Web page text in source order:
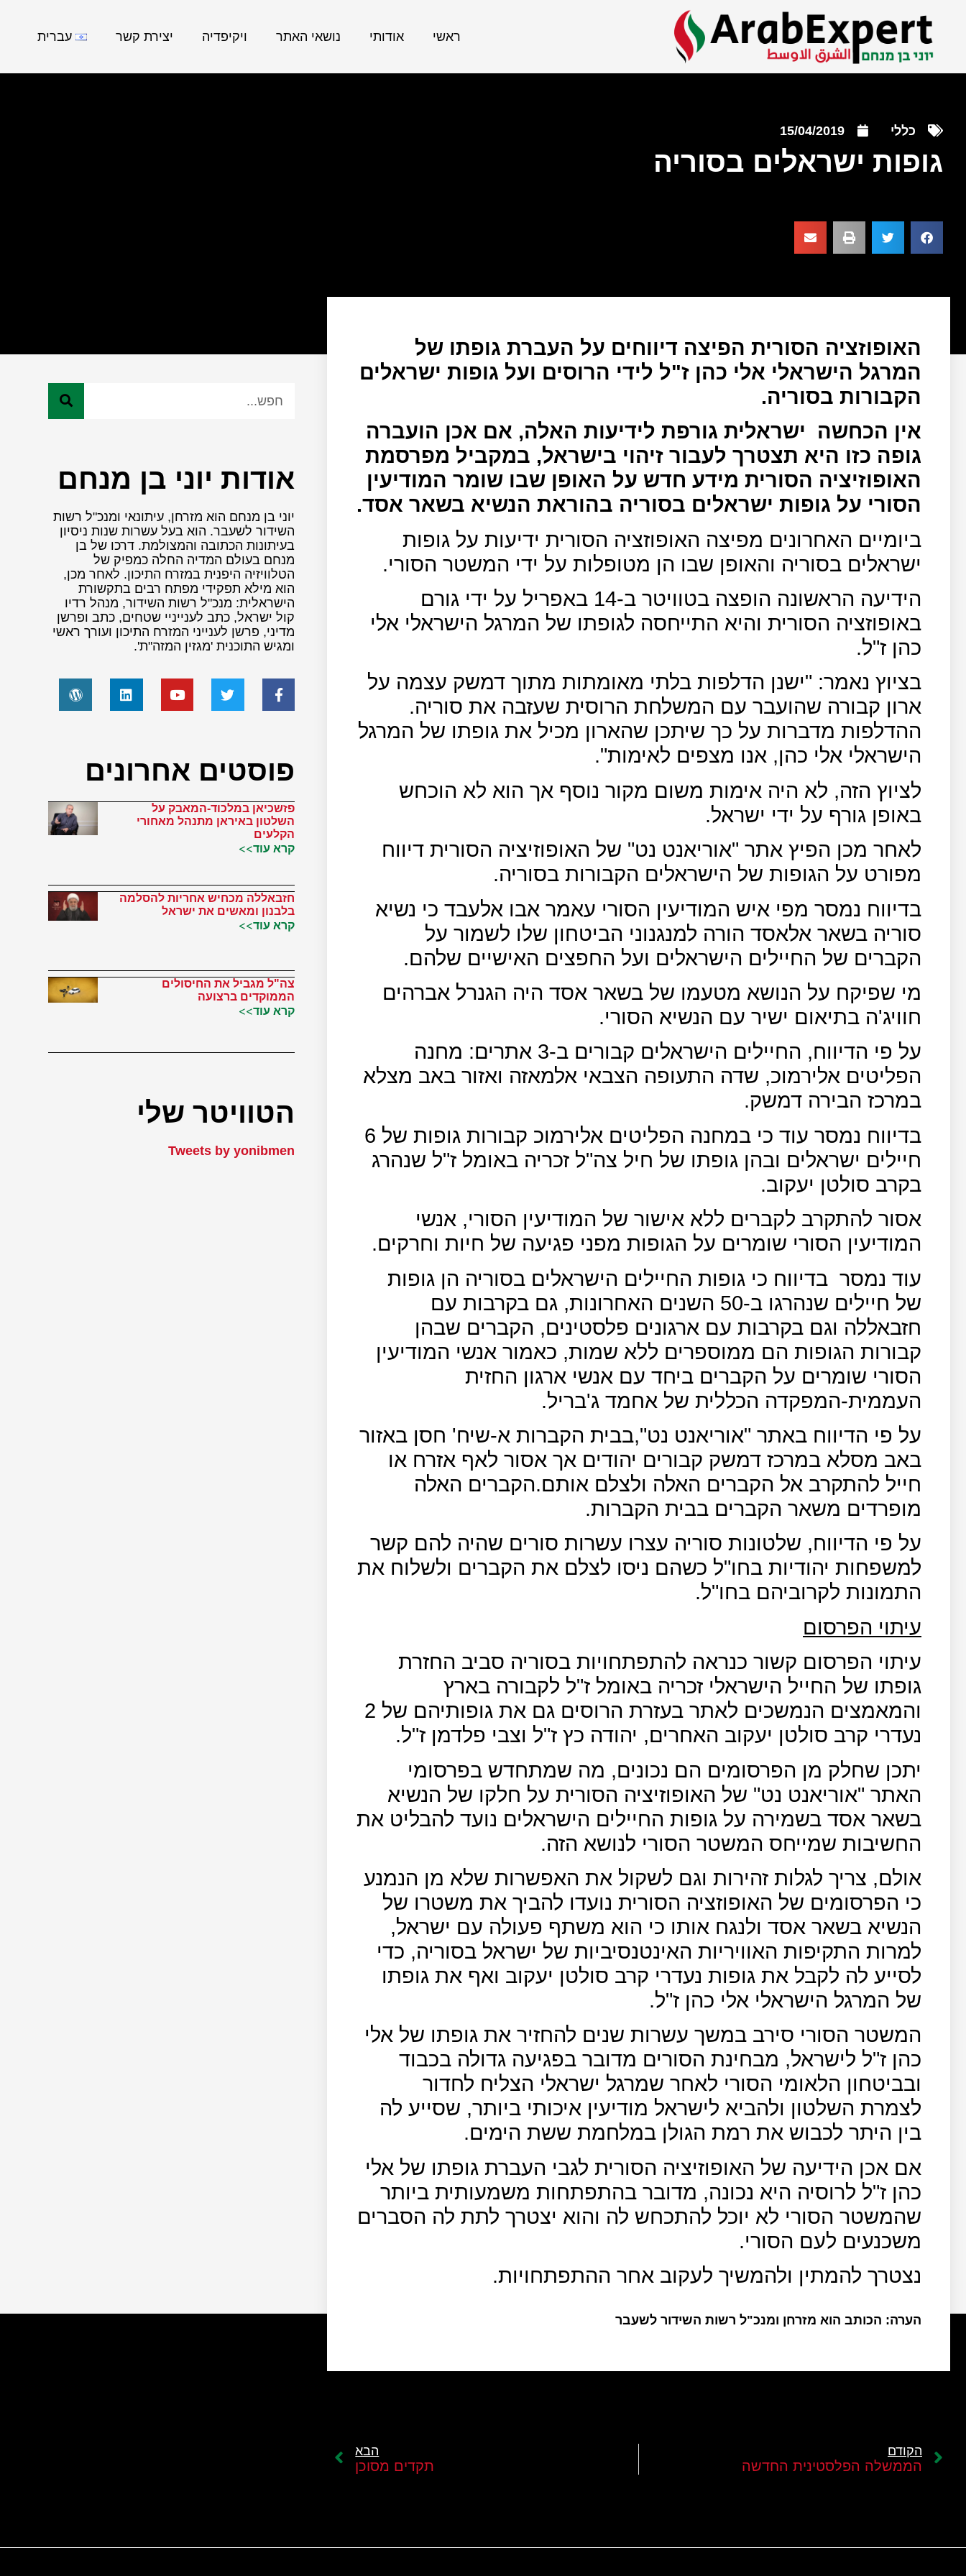
ראשי אודותי נושאי האתר ויקיפדיה יצירת קשר עברית
כללי 15/04/2019
גופות ישראלים בסוריה
האופוזציה הסורית הפיצה דיווחים על העברת גופתו של
המרגל הישראלי אלי כהן ז"ל לידי הרוסים ועל גופות ישראלים
הקבורות בסוריה.
אין הכחשה
ישראלית גורפת לידיעות האלה, אם אכן הועברה
גופה כזו היא תצטרך לעבור זיהוי בישראל, במקביל מפרסמת
האופוזיציה הסורית מידע חדש על האופן שבו שומר המודיעין
הסורי על גופות ישראלים בסוריה בהוראת הנשיא בשאר אסד.
ביומיים האחרונים מפיצה האופוזציה הסורית ידיעות על גופות
ישראלים בסוריה והאופן שבו הן מטופלות על ידי המשטר הסורי.
הידיעה הראשונה הופצה בטוויטר ב-14 באפריל על ידי גורם
באופוזציה הסורית והיא התייחסה לגופתו של המרגל הישראלי אלי
כהן ז"ל.
בציוץ נאמר: "ישנן הדלפות בלתי מאומתות מתוך דמשק עצמה על
ארון קבורה שהועבר עם המשלחת הרוסית שעזבה את סוריה.
ההדלפות מדברות על כך שיתכן שהארון מכיל את גופתו של המרגל
הישראלי אלי כהן, אנו מצפים לאימות".
לציוץ הזה, לא היה אימות משום מקור נוסף אך הוא לא הוכחש
באופן גורף על ידי ישראל.
לאחר מכן הפיץ אתר "אוריאנט נט" של האופוזיציה הסורית דיווח
מפורט על הגופות של הישראלים הקבורות בסוריה.
בדיווח נמסר מפי איש המודיעין הסורי עאמר אבו אלעבד כי נשיא
סוריה בשאר אלאסד הורה למנגנוני הביטחון שלו לשמור על
הקברים של החיילים הישראלים ועל החפצים האישיים שלהם.
מי שפיקח על הנושא מטעמו של בשאר אסד היה הגנרל אברהים
חוויג'ה בתיאום ישיר עם הנשיא הסורי.
על פי הדיווח, החיילים הישראלים קבורים ב-3 אתרים: מחנה
הפליטים אלירמוכ, שדה התעופה הצבאי אלמאזה ואזור באב מצלא
במרכז הבירה דמשק.
בדיווח נמסר עוד כי במחנה הפליטים אלירמוכ קבורות גופות של 6
חיילים ישראלים ובהן גופתו של חיל צה"ל זכריה באומל ז"ל שנהרג
בקרב סולטן יעקוב.
אסור להתקרב לקברים ללא אישור של המודיעין הסורי, אנשי
המודיעין הסורי שומרים על הגופות מפני פגיעה של חיות וחרקים.
עוד נמסר בדיווח כי גופות החיילים הישראלים בסוריה הן גופות
של חיילים שנהרגו ב-50 השנים האחרונות, גם בקרבות עם
חזבאללה וגם בקרבות עם ארגונים פלסטינים, הקברים שבהן
קבורות הגופות הם ממוספרים ללא שמות, כאמור אנשי המודיעין
הסורי שומרים על הקברים ביחד עם אנשי ארגון החזית
העממית-המפקדה הכללית של אחמד ג'בריל.
על פי הדיווח באתר "אוריאנט נט",בבית הקברות א-שיח' חסן באזור
באב מסלא במרכז דמשק קבורים יהודים אך אסור לאף אזרח או
חייל להתקרב אל הקברים האלה ולצלם אותם.הקברים האלה
מופרדים משאר הקברים בבית הקברות.
על פי הדיווח, שלטונות סוריה עצרו עשרות סורים שהיה להם קשר
למשפחות יהודיות בחו"ל כשהם ניסו לצלם את הקברים ולשלוח את
התמונות לקרוביהם בחו"ל.
עיתוי הפרסום
עיתוי הפרסום קשור כנראה להתפתחויות בסוריה סביב החזרת
גופתו של החייל הישראלי זכריה באומל ז"ל לקבורה בארץ
והמאמצים הנמשכים לאתר בעזרת הרוסים גם את גופותיהם של 2
נעדרי קרב סולטן יעקוב האחרים, יהודה כץ ז"ל וצבי פלדמן ז"ל.
יתכן שחלק מן הפרסומים הם נכונים, מה שמתחדש בפרסומי
האתר "אוריאנט נט" של האופוזיציה הסורית על חלקו של הנשיא
בשאר אסד בשמירה על גופות החיילים הישראלים נועד להבליט את
החשיבות שמייחס המשטר הסורי לנושא הזה.
אולם, צריך לגלות זהירות וגם לשקול את האפשרות שלא מן הנמנע
כי הפרסומים של האופוזציה הסורית נועדו להביך את משטרו של
הנשיא בשאר אסד ולנגח אותו כי הוא משתף פעולה עם ישראל,
למרות התקיפות האוויריות האינטנסיביות של ישראל בסוריה, כדי
לסייע לה לקבל את גופות נעדרי קרב סולטן יעקוב ואף את גופתו
של המרגל הישראלי אלי כהן ז"ל.
המשטר הסורי סירב במשך עשרות שנים להחזיר את גופתו של אלי
כהן ז"ל לישראל, מבחינת הסורים מדובר בפגיעה גדולה בכבוד
ובביטחון הלאומי הסורי לאחר שמרגל ישראלי הצליח לחדור
לצמרת השלטון ולהביא לישראל מודיעין איכותי ביותר, שסייע לה
בין היתר לכבוש את רמת הגולן במלחמת ששת הימים.
אם אכן הידיעה של האופוזיציה הסורית לגבי העברת גופתו של אלי
כהן ז"ל לרוסיה היא נכונה, מדובר בהתפתחות משמעותית ביותר
שהמשטר הסורי לא יוכל להתכחש לה והוא יצטרך לתת לה הסברים
משכנעים לעם הסורי.
נצטרך להמתין ולהמשיך לעקוב אחר ההתפתחויות.
הערה: הכותב הוא מזרחן ומנכ"ל רשות השידור לשעבר
אודות יוני בן מנחם
יוני בן מנחם הוא מזרחן, עיתונאי ומנכ"ל רשות
השידור לשעבר. הוא בעל עשרות שנות ניסיון
בעיתונות הכתובה והמצולמת. דרכו של בן
מנחם בעולם המדיה החלה כמפיק של
הטלוויזיה היפנית במזרח התיכון. לאחר מכן,
הוא מילא תפקידי מפתח רבים בתקשורת
הישראלית: מנכ"ל רשות השידור, מנהל רדיו
קול ישראל, כתב לענייניי שטחים, כתב ופרשן
מדיני, פרשן לענייני המזרח התיכון ועורך ראשי
ומגיש התוכנית 'מגזין המזה"ת'.
פוסטים אחרונים
פזשכיאן במלכוד-המאבק על
השלטון באיראן מתנהל מאחורי
הקלעים
קרא עוד>>
חזבאללה מכחיש אחריות להסלמה
בלבנון ומאשים את ישראל
קרא עוד>>
צה"ל מגביל את החיסולים
הממוקדים ברצועה
קרא עוד>>
הטוויטר שלי
Tweets by yonibmen
הקודם
הממשלה הפלסטינית החדשה
הבא
תקדים מסוכן